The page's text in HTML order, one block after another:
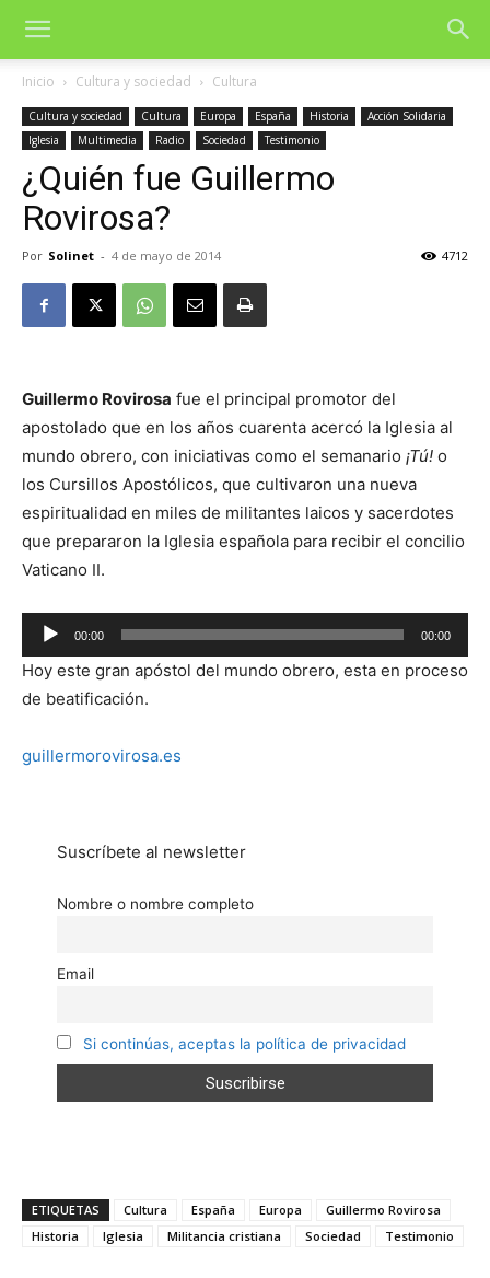
Inicio Cultura y sociedad Cultura
Cultura y sociedad Cultura Europa España Historia
Acción Solidaria
Iglesia
Multimedia Radio Sociedad Testimonio
¿Quién fue Guillermo
Rovirosa?
Por Solinet - 4 de mayo de 2014 4712
Guillermo Rovirosa fue el principal promotor del
apostolado que en los años cuarenta acercó la Iglesia al
mundo obrero, con iniciativas como el semanario ¡Tú! o
los Cursillos Apostólicos, que cultivaron una nueva
espiritualidad en miles de militantes laicos y sacerdotes
que prepararon la Iglesia española para recibir el concilio
Vaticano II.
Reproductor
de
audio
00:00 00:00
Hoy este gran apóstol del mundo obrero, esta en proceso
de beatificación.
guillermorovirosa.es
Suscríbete al newsletter
Nombre o nombre completo
Email
Si continúas, aceptas la política de privacidad
ETIQUETAS Cultura España Europa
Guillermo Rovirosa
Historia
Iglesia Militancia cristiana Sociedad Testimonio